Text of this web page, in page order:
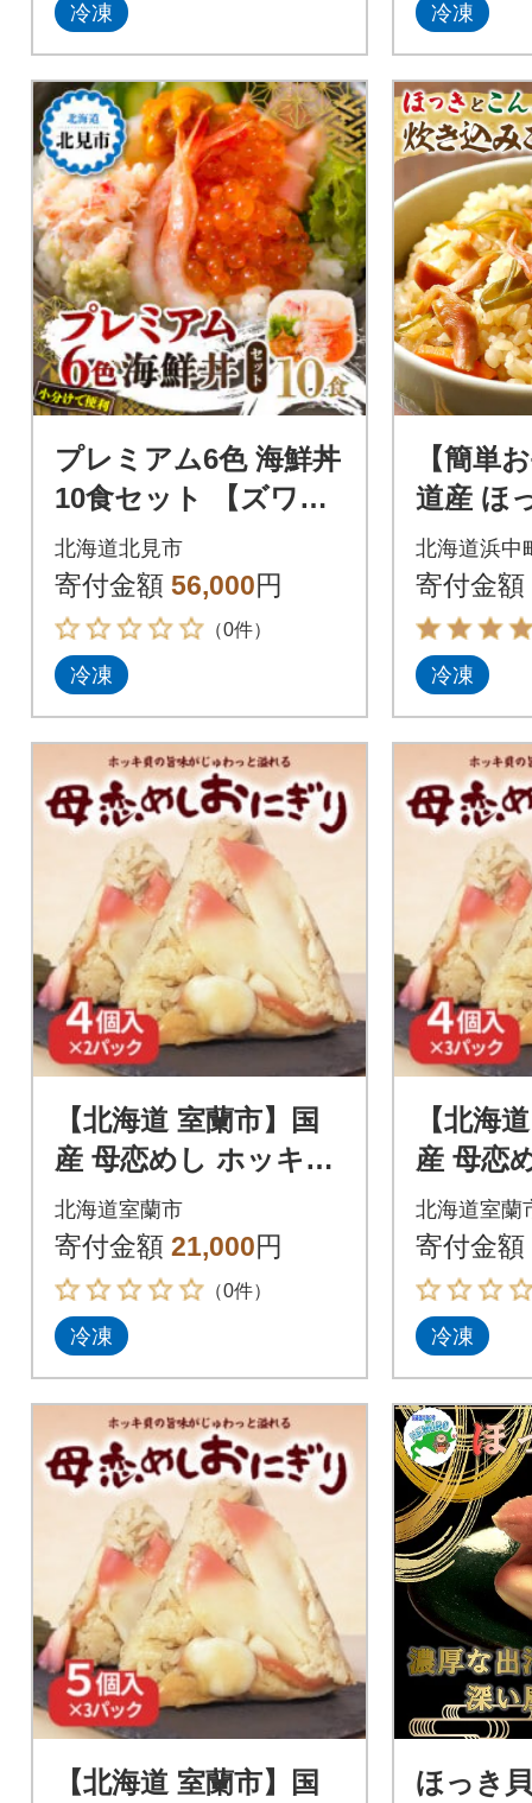
冷凍 冷凍
プレミアム6色 海鮮丼
10食セット 【ズワイ
ガニ、ウニ、いく
ら、ホタテ、エビ、
ホッキ】北見市加工
北海道北見市
寄付金額 56,000円
（0件）
冷凍
【簡単
道産 ほ
の炊き
合炊き
05
北海道浜中
寄付金額
冷凍
【北海道 室蘭市】国
産 母恋めし ホッキ貝
の炊き込みご飯のお
にぎり(冷凍)4個入り×
2パック
北海道室蘭市
寄付金額 21,000円
（0件）
冷凍
【北海
産 母恋
の炊き
にぎり(
3パック
北海道室蘭
寄付金額
冷凍
【北海道 室蘭市】国
ほっき